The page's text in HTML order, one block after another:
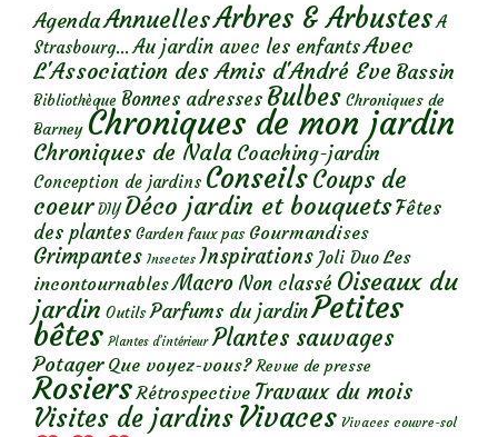
AgendaAnnuellesArbres & Arbustes A
Strasbourg... Au jardin avec les enfantsAvec
L'Association des Amis d'André Eve Bassin
Bibliothèque Bonnes adresses Bulbes Chroniques de
Barney Chroniques de mon jardin
Chroniques de Nala Coaching-jardin
Conception de jardins ConseilsCoups de
coeur DIY Déco jardin et bouquetsFêtes
des plantes Garden faux pas Gourmandises
Grimpantes Insectes Inspirations Joli Duo Les
incontournables Macro Non classé Oiseaux du
jardin Outils Parfums du jardinPetites
bêtes Plantes d’intérieur Plantes sauvages
Potager Que voyez-vous? Revue de presse
Rosiers Rétrospective Travaux du mois
Visites de jardins Vivaces Vivaces couvre-sol